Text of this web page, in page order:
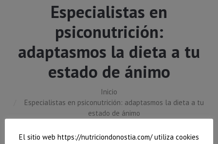
Especialistas en
psiconutrición:
adaptasmos la dieta a tu
estado de ánimo
Inicio
Especialistas en psiconutrición: adaptasmos la dieta a tu
estado de ánimo
El sitio web https://nutriciondonostia.com/ utiliza cookies